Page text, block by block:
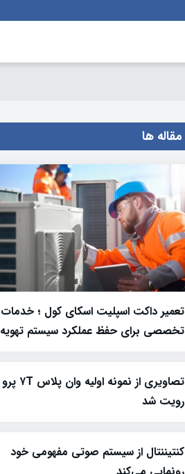
مقاله ها
تعمیر داکت اسپلیت اسکای کول ؛ خدمات
تخصصی برای حفظ عملکرد سیستم تهویه
تصاویری از نمونه اولیه وان پلاس ۷T پرو
رویت شد
کنتیننتال از سیستم صوتی مفهومی خود